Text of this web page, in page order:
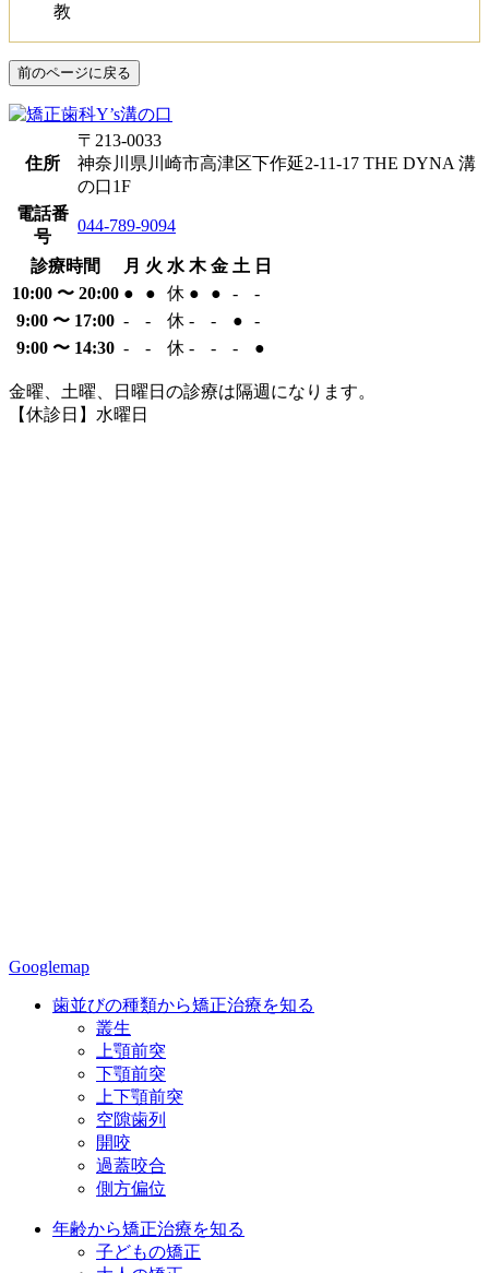
教
前のページに戻る
住所
〒213-0033
神奈川県川崎市高津区下作延2-11-17 THE DYNA 溝
の口1F
電話番
号
044-789-9094
診療時間 月 火 水 木 金 土 日
10:00 〜 20:00 ● ● 休 ● ● -
-
9:00 〜 17:00 - - 休 - - ●
-
9:00 〜 14:30 - - 休 - - - ●
金曜、土曜、日曜日の診療は隔週になります。
【休診日】水曜日
Googlemap
歯並びの種類から矯正治療を知る
叢生
上顎前突
下顎前突
上下顎前突
空隙歯列
開咬
過蓋咬合
側方偏位
年齢から矯正治療を知る
子どもの矯正